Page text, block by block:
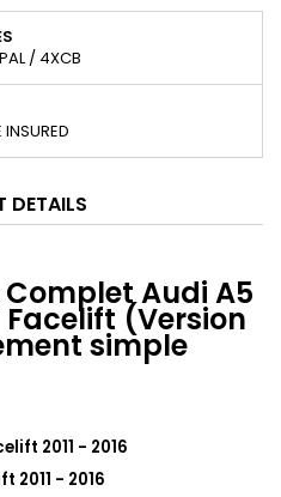
/ 4XCB
DETAILS
Audi A5
Facelift (Version
simple
2011 - 2016
2011 - 2016